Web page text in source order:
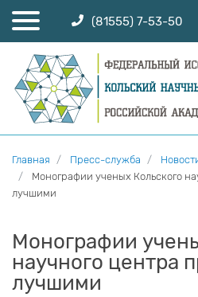
(81555) 7-53-50
Главная Пресс-служба
Монографии ученых Кольского
лучшими
Монографии
научного центра
лучшими